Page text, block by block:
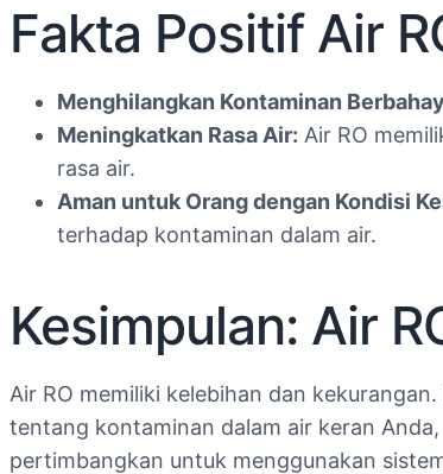
Fakta Positif Air
Menghilangkan Kontaminan
Meningkatkan Rasa Air: Air RO
rasa air.
Aman untuk Orang dengan Kondisi
terhadap kontaminan dalam air.
Kesimpulan: Air
Air RO memiliki kelebihan dan
tentang kontaminan dalam air keran
pertimbangkan untuk menggunakan